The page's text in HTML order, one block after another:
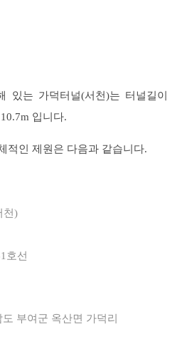
있는 가덕터널(서천)는 터널길이
입니다.
적인 제원은 다음과 같습니다.
천)
호선
부여군 옥산면 가덕리